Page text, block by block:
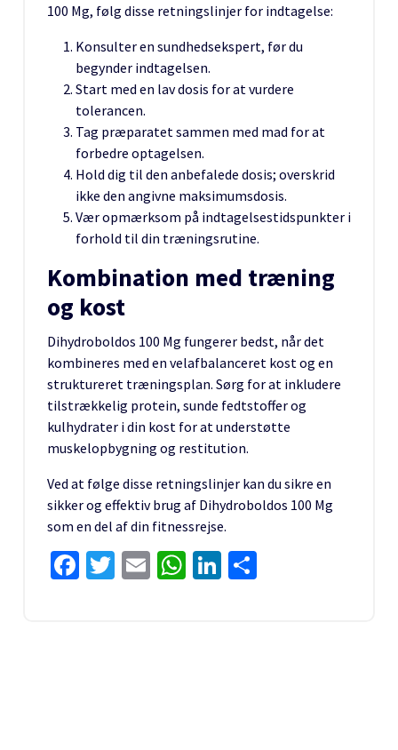
100 Mg, følg disse retningslinjer for indtagelse:
Konsulter en sundhedsekspert, før du
begynder indtagelsen.
Start med en lav dosis for at vurdere
tolerancen.
Tag præparatet sammen med mad for at
forbedre optagelsen.
Hold dig til den anbefalede dosis; overskrid
ikke den angivne maksimumsdosis.
Vær opmærksom på indtagelsestidspunkter i
forhold til din træningsrutine.
Kombination med træning
og kost
Dihydroboldos 100 Mg fungerer bedst, når det
kombineres med en velafbalanceret kost og en
struktureret træningsplan. Sørg for at inkludere
tilstrækkelig protein, sunde fedtstoffer og
kulhydrater i din kost for at understøtte
muskelopbygning og restitution.
Ved at følge disse retningslinjer kan du sikre en
sikker og effektiv brug af Dihydroboldos 100 Mg
som en del af din fitnessrejse.
Facebook
Twitter
EmailWhatsApp
LinkedIn